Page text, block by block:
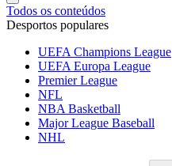
Todos os conteúdos
Desportos populares
UEFA Champions League
UEFA Europa League
Premier League
NFL
NBA Basketball
Major League Baseball
NHL